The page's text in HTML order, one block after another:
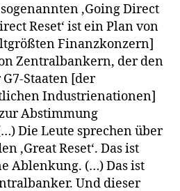
‚Going Direct
Reset‘ ist ein Plan von
Finanzkonzern]
Zentralbankern, der den
Staaten [der
Industrienationen]
Abstimmung
Die Leute sprechen über
‚Great Reset‘. Das ist
Ablenkung. (…) Das ist
Und dieser